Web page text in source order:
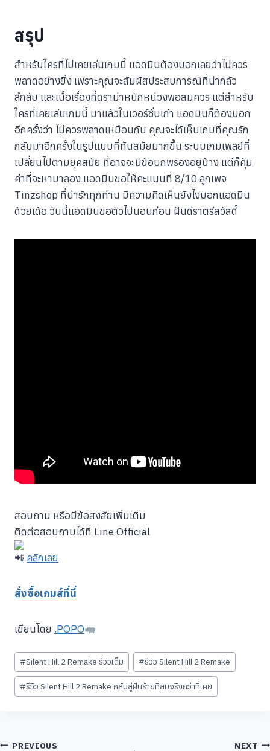
สรุป
สำหรับใครที่ไม่เคยเล่นเกมนี้ แอดมินต้องบอกเลยว่าไม่ควร
พลาดอย่างยิ่ง เพราะคุณจะสัมผัสประสบการณ์ที่น่ากลัว
ลึกลับ และเนื้อเรื่องที่ดราม่าหนักหน่วงพอสมควร แต่สำหรับ
ใครที่เคยเล่นเกมนี้ มาแล้วในเวอร์ชั่นเก่า แอดมินก็ต้องบอก
อีกครั้งว่า ไม่ควรพลาดเหมือนกัน คุณจะได้เห็นเกมที่คุณรัก
กลับมาอีกครั้งในรูปแบบที่ทันสมัยมากขึ้น ระบบเกมเพลย์ที่
เปลี่ยนไปตามยุคสมัย ที่อาจจะมีข้อบกพร่องอยู่บ้าง แต่ก็คุ้ม
ค่าที่จะหามาลอง แอดมินขอให้คะแนนที่ 8/10 ลูกเพจ
Tinzshop ที่น่ารักทุกท่าน มีความคิดเห็นยังไงบอกแอดมิน
ด้วยเด้อ วันนี้แอดมินขอตัวไปนอนก่อน ฝันดีราตรีสวัสดิ์
สอบถาม หรือมีข้อสงสัยเพิ่มเติม
ติดต่อสอบถามได้ที่ Line Official
คลิกเลย
สั่งซื้อเกมส์ที่นี่
เขียนโดย .POPO
Post
Tags:
#Silent Hill 2 Remake รีวิวเต็ม #รีวิว Silent Hill 2 Remake
#รีวิว Silent Hill 2 Remake กลับสู่ฝันร้ายที่สมจริงกว่าที่เคย
PREVIOUS NEXT